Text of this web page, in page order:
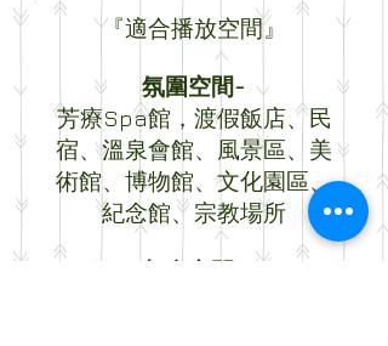
『適合播放空間』
氛圍空間-
芳療Spa館，渡假飯店、民
宿、溫泉會館、風景區、美
術館、博物館、文化園區、
紀念館、宗教場所